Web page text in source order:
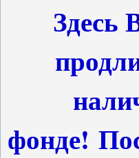
Здесь
фонде!